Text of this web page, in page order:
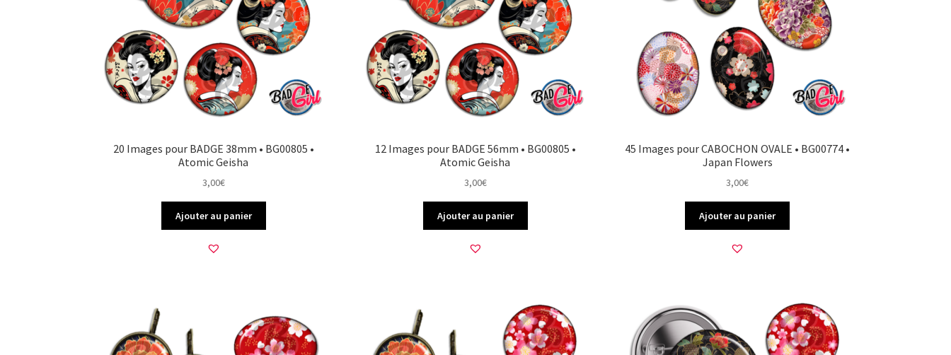
20 Images pour BADGE 38mm • BG00805 •
Atomic Geisha
3,00€
Ajouter au panier
12 Images pour BADGE 56mm • BG00805 •
Atomic Geisha
3,00€
Ajouter au panier
45 Images pour CABOCHON OVALE • BG00774 •
Japan Flowers
3,00€
Ajouter au panier